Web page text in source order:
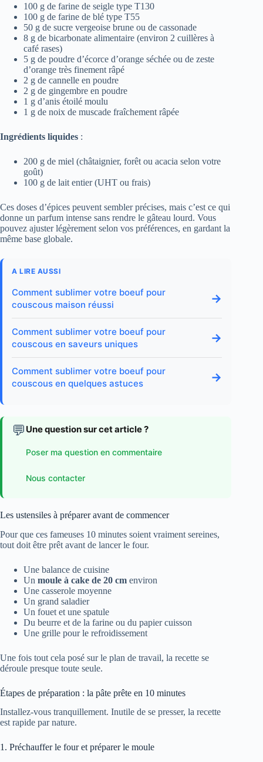
100 g de farine de seigle type T130
100 g de farine de blé type T55
50 g de sucre vergeoise brune ou de cassonade
8 g de bicarbonate alimentaire (environ 2 cuillères à
café rases)
5 g de poudre d’écorce d’orange séchée ou de zeste
d’orange très finement râpé
2 g de cannelle en poudre
2 g de gingembre en poudre
1 g d’anis étoilé moulu
1 g de noix de muscade fraîchement râpée
Ingrédients liquides :
200 g de miel (châtaignier, forêt ou acacia selon votre
goût)
100 g de lait entier (UHT ou frais)
Ces doses d’épices peuvent sembler précises, mais c’est ce qui
donne un parfum intense sans rendre le gâteau lourd. Vous
pouvez ajuster légèrement selon vos préférences, en gardant la
même base globale.
A LIRE AUSSI
Comment sublimer votre boeuf pour
couscous maison réussi
→
Comment sublimer votre boeuf pour
couscous en saveurs uniques
→
Comment sublimer votre boeuf pour
couscous en quelques astuces
→
💬 Une question sur cet article ?
Poser ma question en commentaire
Nous contacter
Les ustensiles à préparer avant de commencer
Pour que ces fameuses 10 minutes soient vraiment sereines,
tout doit être prêt avant de lancer le four.
Une balance de cuisine
Un moule à cake de 20 cm environ
Une casserole moyenne
Un grand saladier
Un fouet et une spatule
Du beurre et de la farine ou du papier cuisson
Une grille pour le refroidissement
Une fois tout cela posé sur le plan de travail, la recette se
déroule presque toute seule.
Étapes de préparation : la pâte prête en 10 minutes
Installez-vous tranquillement. Inutile de se presser, la recette
est rapide par nature.
1. Préchauffer le four et préparer le moule